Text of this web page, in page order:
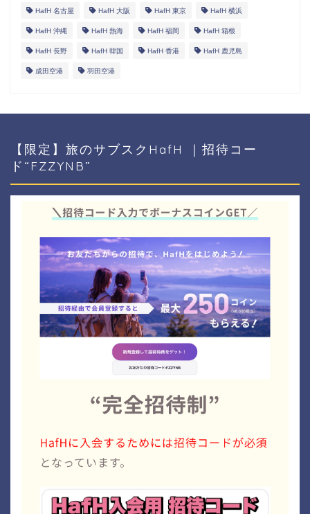
HafH 名古屋 HafH 大阪 HafH 東京 HafH 横浜
HafH 沖縄 HafH 熱海 HafH 福岡 HafH 箱根
HafH 長野 HafH 韓国 HafH 香港 HafH 鹿児島
成田空港 羽田空港
【限定】旅のサブスクHafH ｜招待コー
ド“FZZYNB”